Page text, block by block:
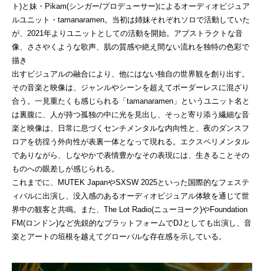
ト)と妹・Pikam(シンガー/プロデューサー)によるオーディオビジュア
ルユニット・tamanaramen。当初は姉妹それぞれソロで活動していた
が、2021年よりユニットとしての活動を開始。アブストラクトな音
像、ささやくような歌声、肌の質感や絶え間ない流れを独特の色彩で
描き
出すビジュアルの融合により、他にはない独自の世界観を創り出す。
その音楽と映像は、ジャンルやシーンを超えてボーダーレスに混ざり
合う。一見重たくも感じられる「tamanaramen」というユニット名と
は裏腹に、人が持つ孤独の中に光を見出し、そっと寄り添う繊細な音
楽と映像は、日常に息づくセンチメンタルな内向性と、夜のダンスフ
ロアを彷徨う外向性が表裏一体となって現れる。エクスペリメンタル
でありながら、しなやかで表情豊かなその表現には、生きることその
ものへの眼差しが感じられる。
これまでに、MUTEK JapanやSXSW 2025といった国際的なフェステ
ィバルに出演し、没入感のあるオーディオビジュアル体験を通じて世
界中の観客と共鳴。また、The Lot Radio(ニューヨーク)やFoundation
FM(ロンドン)など先鋭的なプラットフォームでDJとしても出演し、音
楽とアートの垣根を越えてグローバルな存在感を示している。